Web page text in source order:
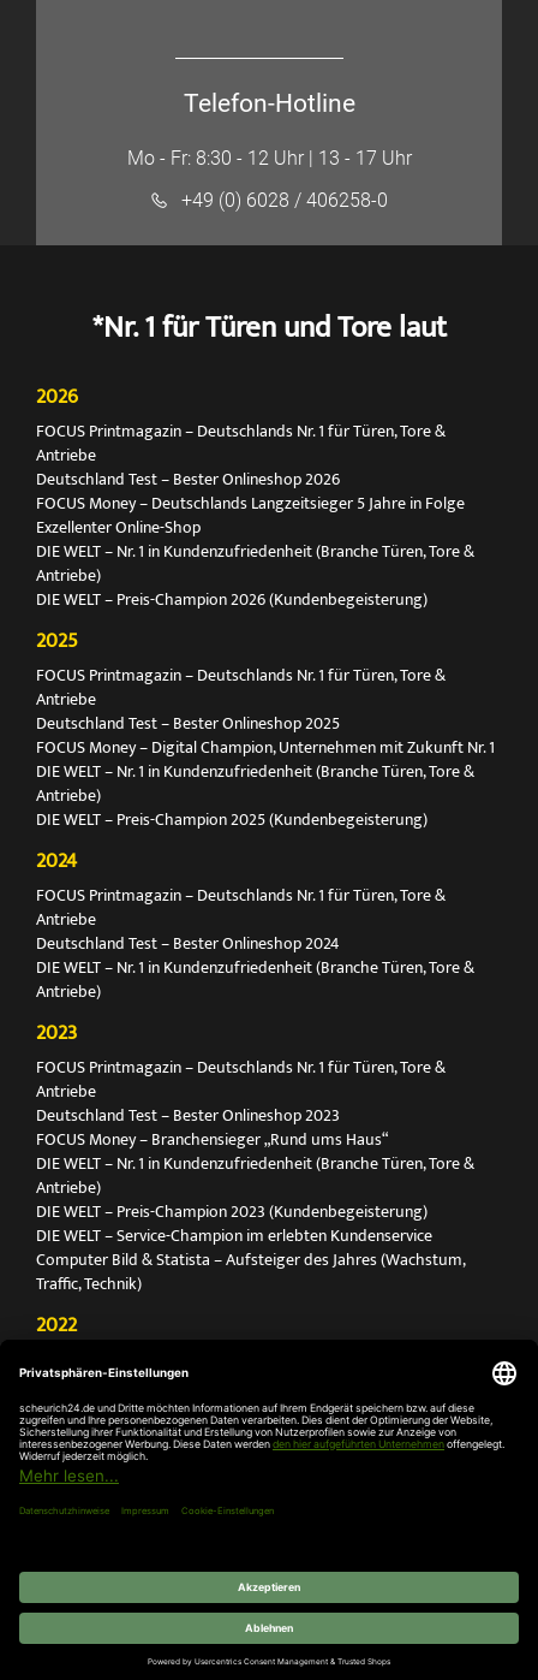
Telefon-Hotline
Mo - Fr: 8:30 - 12 Uhr | 13 - 17 Uhr
+49 (0) 6028 / 406258-0
*Nr. 1 für Türen und Tore laut
2026
FOCUS Printmagazin – Deutschlands Nr. 1 für Türen, Tore &
Antriebe
Deutschland Test – Bester Onlineshop 2026
FOCUS Money – Deutschlands Langzeitsieger 5 Jahre in Folge
Exzellenter Online-Shop
DIE WELT – Nr. 1 in Kundenzufriedenheit (Branche Türen, Tore &
Antriebe)
DIE WELT – Preis-Champion 2026 (Kundenbegeisterung)
2025
FOCUS Printmagazin – Deutschlands Nr. 1 für Türen, Tore &
Antriebe
Deutschland Test – Bester Onlineshop 2025
FOCUS Money – Digital Champion, Unternehmen mit Zukunft Nr. 1
DIE WELT – Nr. 1 in Kundenzufriedenheit (Branche Türen, Tore &
Antriebe)
DIE WELT – Preis-Champion 2025 (Kundenbegeisterung)
2024
FOCUS Printmagazin – Deutschlands Nr. 1 für Türen, Tore &
Antriebe
Deutschland Test – Bester Onlineshop 2024
DIE WELT – Nr. 1 in Kundenzufriedenheit (Branche Türen, Tore &
Antriebe)
2023
FOCUS Printmagazin – Deutschlands Nr. 1 für Türen, Tore &
Antriebe
Deutschland Test – Bester Onlineshop 2023
FOCUS Money – Branchensieger „Rund ums Haus“
DIE WELT – Nr. 1 in Kundenzufriedenheit (Branche Türen, Tore &
Antriebe)
DIE WELT – Preis-Champion 2023 (Kundenbegeisterung)
DIE WELT – Service-Champion im erlebten Kundenservice
Computer Bild & Statista – Aufsteiger des Jahres (Wachstum,
Traffic, Technik)
2022
Antriebe
Deutschland Test – Bester Onlineshop 2022
FOCUS Money – Branchensieger „Rund ums Haus“
DIE WELT – Service-Champion im erlebten Kundenservice
DIE WELT – Branchengewinner Gold-Rang (Türen, Tore & Antriebe)
© 2026 SCHEURICH GmbH